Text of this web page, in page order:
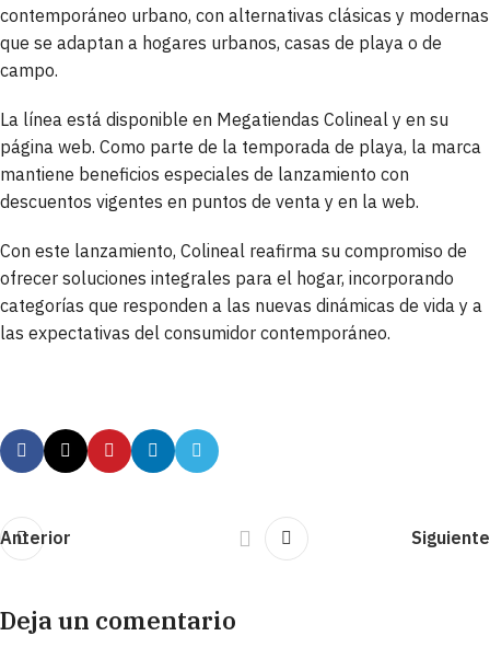
contemporáneo urbano, con alternativas clásicas y modernas
que se adaptan a hogares urbanos, casas de playa o de
campo.
La línea está disponible en Megatiendas Colineal y en su
página web. Como parte de la temporada de playa, la marca
mantiene beneficios especiales de lanzamiento con
descuentos vigentes en puntos de venta y en la web.
Con este lanzamiento, Colineal reafirma su compromiso de
ofrecer soluciones integrales para el hogar, incorporando
categorías que responden a las nuevas dinámicas de vida y a
las expectativas del consumidor contemporáneo.
Anterior Siguiente
Deja un comentario